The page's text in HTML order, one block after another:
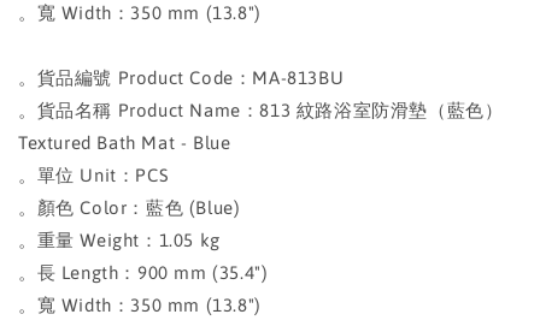
。寬 Width：350 mm (13.8")
。貨品編號 Product Code：MA-813BU
。貨品名稱 Product Name：813 紋路浴室防滑墊（藍色）
Textured Bath Mat - Blue
。單位 Unit：PCS
。顏色 Color：藍色 (Blue)
。重量 Weight：1.05 kg
。長 Length：900 mm (35.4")
。寬 Width：350 mm (13.8")